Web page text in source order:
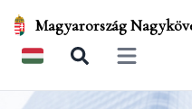
Magyarország
Open main